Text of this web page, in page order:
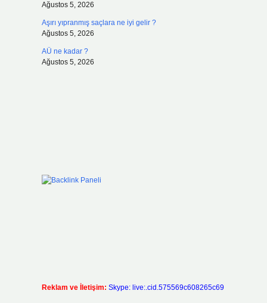
Ağustos 5, 2026
Aşırı yıpranmış saçlara ne iyi gelir ?
Ağustos 5, 2026
AÜ ne kadar ?
Ağustos 5, 2026
Reklam ve İletişim: Skype: live:.cid.575569c608265c69